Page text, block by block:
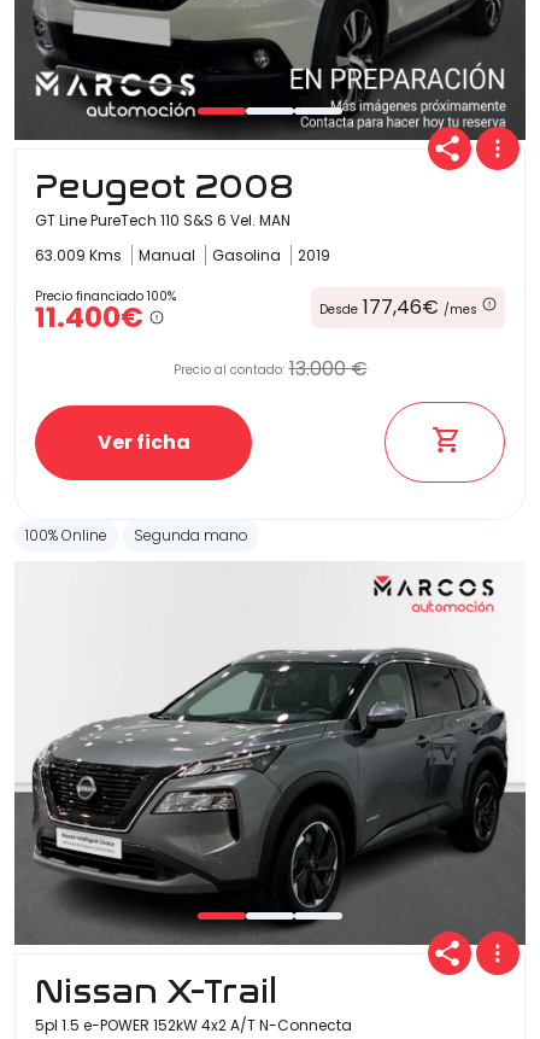
Peugeot 2008
GT Line PureTech 110 S&S 6 Vel. MAN
63.009 Kms
Manual Gasolina 2019
Precio financiado 100%
11.400€ Desde 177,46€ /mes
Precio al contado: 13.000 €
Ver ficha
100% Online Segunda mano
Nissan X-Trail
5pl 1.5 e-POWER 152kW 4x2 A/T N-Connecta